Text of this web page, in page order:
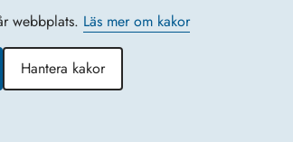
webbplats. Läs mer om kakor
Hantera kakor